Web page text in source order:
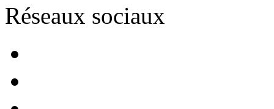
Réseaux sociaux